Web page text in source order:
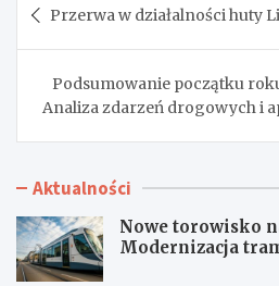
wpisu
Przerwa w działalności huty
Podsumowanie początku
Analiza zdarzeń drogowych i
Aktualności
Nowe torowisko
Modernizacja